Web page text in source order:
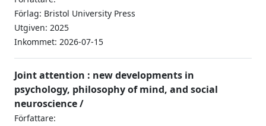
Förlag: Bristol University Press
Utgiven: 2025
Inkommet: 2026-07-15
Joint attention : new developments in
psychology, philosophy of mind, and social
neuroscience /
Författare: